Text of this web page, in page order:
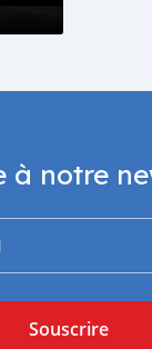
à notre
Souscrire